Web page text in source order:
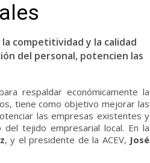
competitividad y la calidad
del personal, potencien las
respaldar económicamente la
tiene como objetivo mejorar las
las empresas existentes y
tejido empresarial local. En la
, y el presidente de la ACEV, José